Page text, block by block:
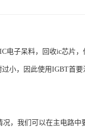
电子呆料，回收ic芯片
小，因此使用IGBT首
，我们可以在主电路